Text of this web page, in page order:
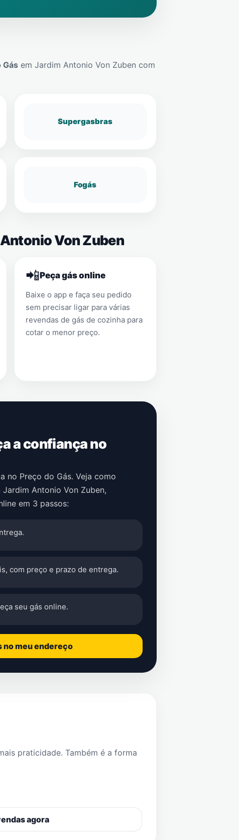
Gás em Jardim Antonio Von Zuben com
Supergasbras
Fogás
Von Zuben
📲Peça gás online
Baixe o app e faça seu pedido
sem precisar ligar para várias
revendas de gás de cozinha para
cotar o menor preço.
a confiança no
no Preço do Gás. Veja como
Jardim Antonio Von Zuben,
em 3 passos:
com preço e prazo de entrega.
seu gás online.
no meu endereço
praticidade. Também é a forma
agora